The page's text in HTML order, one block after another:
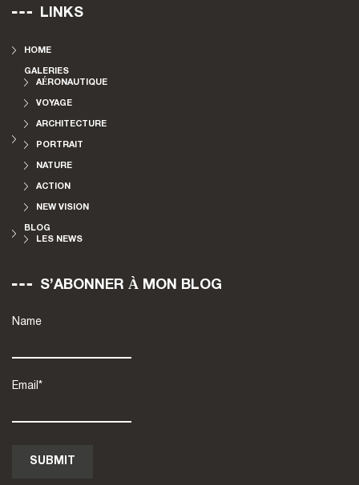
LINKS
HOME
GALERIES
AÉRONAUTIQUE
VOYAGE
ARCHITECTURE
PORTRAIT
NATURE
ACTION
NEW VISION
BLOG
LES NEWS
S’ABONNER À MON BLOG
Name
Email*